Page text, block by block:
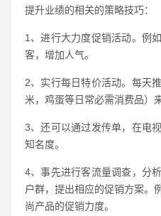
提升业绩的相关的策略技巧：
1、进行大力度促销活动。例
客，增加人气。
2、实行每日特价活动。每天
米，鸡蛋等日常必需消费品）
3、还可以通过发传单，在电
知名度。
4、事先进行客流量调查，分
户群，提出相应的促销方案。
尚产品的促销力度。